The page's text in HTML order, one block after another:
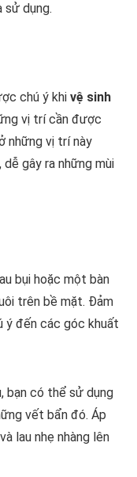
dụng.
chú ý khi vệ sinh
vị trí cần được
những vị trí này
gây ra những mùi
bụi hoặc một bàn
trên bề mặt. Đảm
ý đến các góc khuất
bạn có thể sử dụng
vết bẩn đó. Áp
lau nhẹ nhàng lên